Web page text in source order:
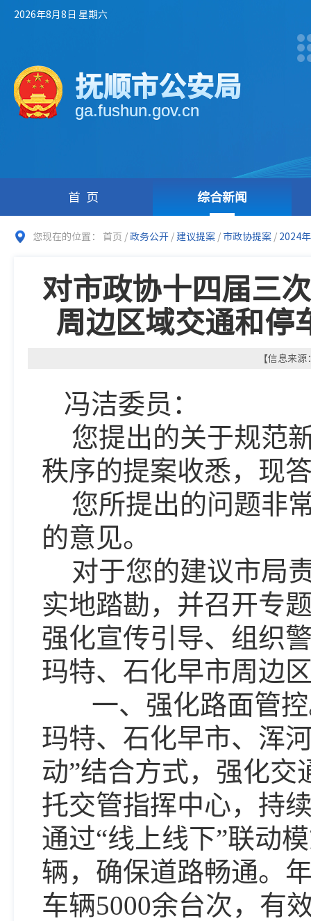
2026年8月8日 星期六
抚顺市公安局
ga.fushun.gov.cn
首页 综合新闻
您现在的位置： 首页 /政务公开 / 建议提案 / 市政协提案 / 2024年
对市政协十四届三
周边区域交通和停
【信息来
冯洁委员：
您提出的关于规范
秩序的提案收悉，现
您所提出的问题非
的意见。
对于您的建议市局
实地踏勘，并召开专
强化宣传引导、组织
玛特、石化早市周边
一、强化路面管
玛特、石化早市、浑
动”结合方式，强化
托交管指挥中心，持
通过“线上线下”联动
辆，确保道路畅通。
车辆5000余台次，有